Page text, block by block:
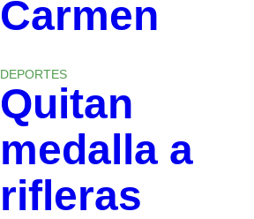
Carmen
DEPORTES
Quitan
medalla a
rifleras